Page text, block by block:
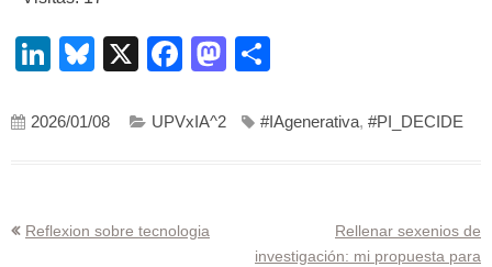
LinkedIn
Bluesky
X Facebook
Mastodon
2026/01/08 UPVxIA^2 #IAgenerativa, #PI_DECIDE
Navegación
Reflexion sobre tecnologia
Rellenar sexenios de
investigación: mi propuesta para